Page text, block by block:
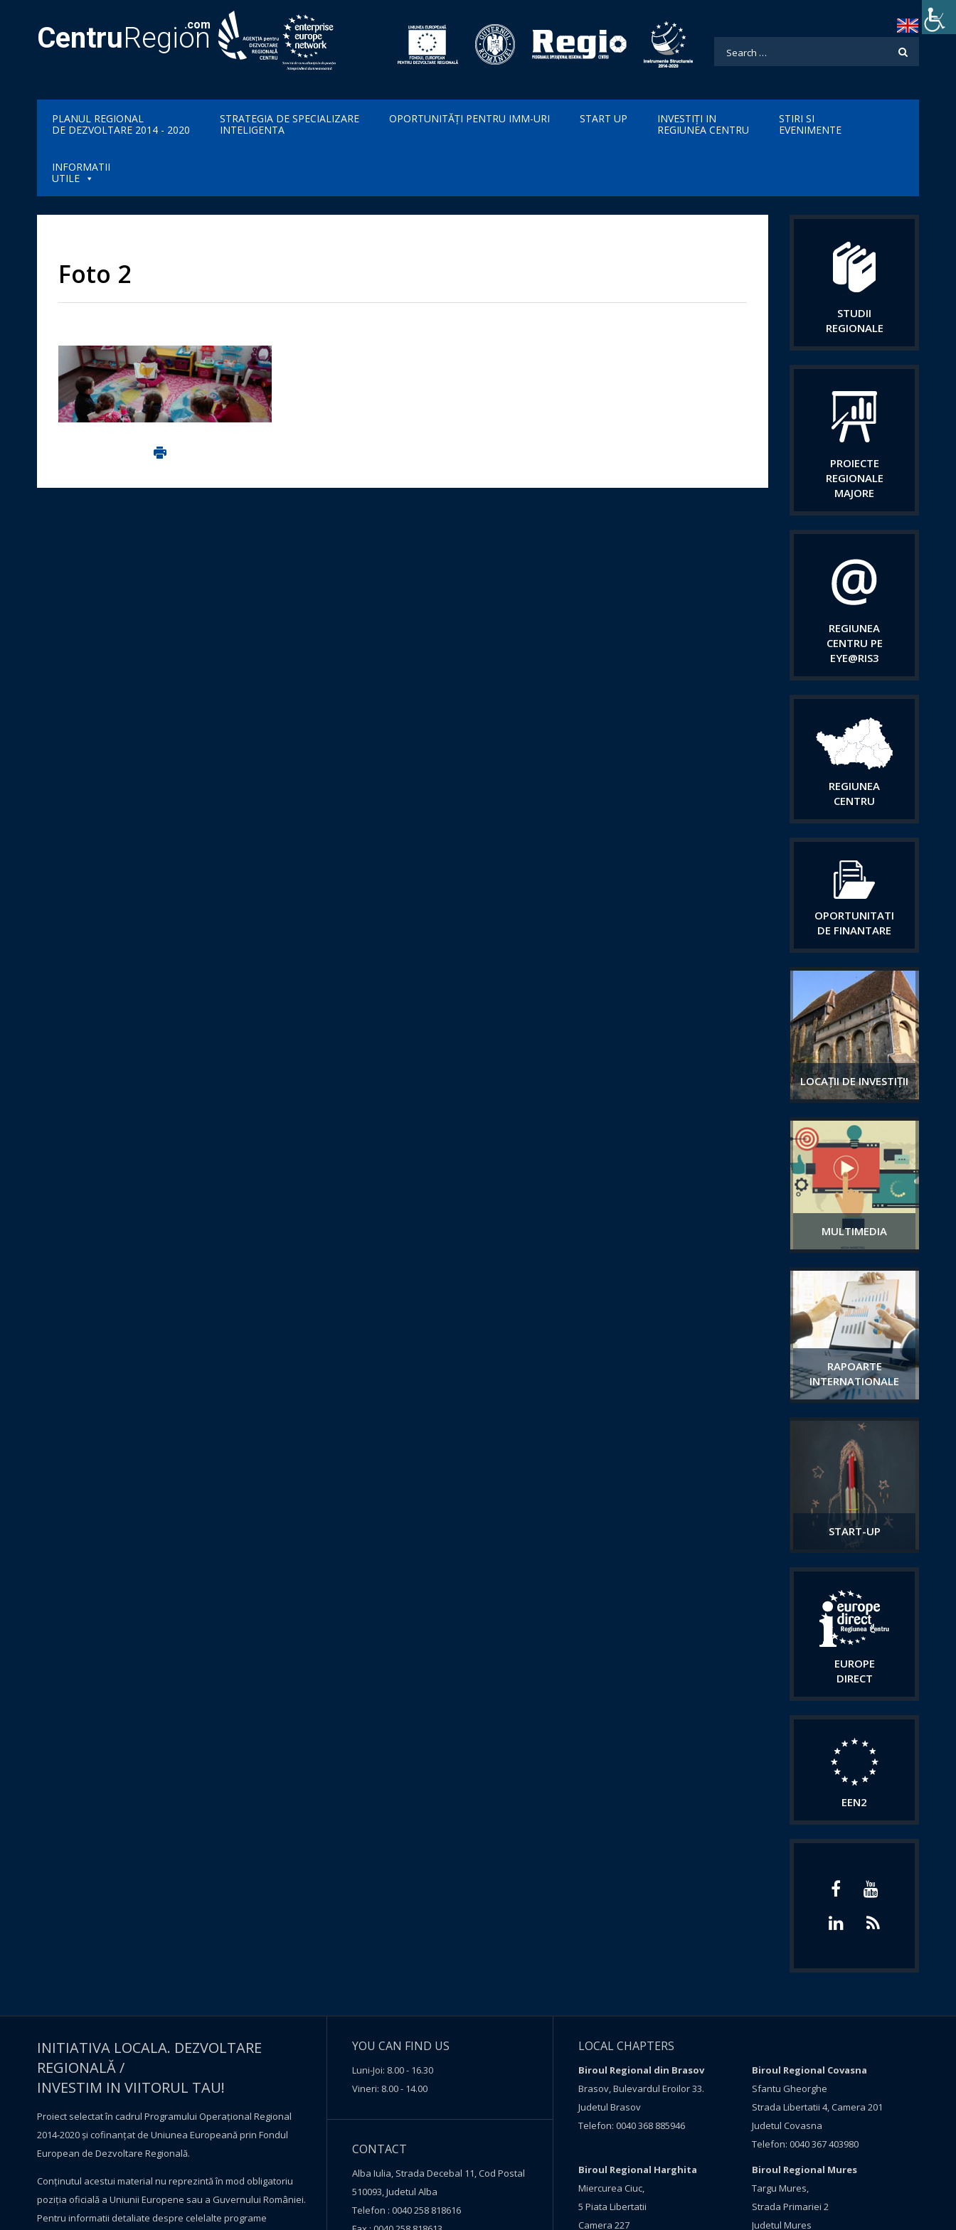
CentruRegion
.com
PLANUL REGIONAL
DE DEZVOLTARE 2014 - 2020
STRATEGIA DE SPECIALIZARE
INTELIGENTA
OPORTUNITĂȚI PENTRU IMM-URI START UP
INVESTIȚI IN
REGIUNEA CENTRU
STIRI SI
EVENIMENTE
INFORMATII
UTILE
Foto 2
Imprima aceasta pagina
STUDII
REGIONALE
PROIECTE
REGIONALE
MAJORE
REGIUNEA
CENTRU PE
EYE@RIS3
REGIUNEA
CENTRU
OPORTUNITATI
DE FINANTARE
LOCAȚII DE INVESTIȚII
MULTIMEDIA
RAPOARTE
INTERNATIONALE
START-UP
EUROPE
DIRECT
EEN2
INITIATIVA LOCALA. DEZVOLTARE
REGIONALĂ /
INVESTIM IN VIITORUL TAU!
Proiect selectat în cadrul Programului Operațional Regional
2014-2020 și cofinanțat de Uniunea Europeană prin Fondul
European de Dezvoltare Regională.
Conţinutul acestui material nu reprezintă în mod obligatoriu
poziţia oficială a Uniunii Europene sau a Guvernului României.
Pentru informatii detaliate despre celelalte programe
YOU CAN FIND US
Luni-Joi: 8.00 - 16.30
Vineri: 8.00 - 14.00
CONTACT
Alba Iulia, Strada Decebal 11, Cod Postal
510093, Judetul Alba
Telefon : 0040 258 818616
LOCAL CHAPTERS
Biroul Regional din Brasov
Brasov, Bulevardul Eroilor 33.
Judetul Brasov
Telefon: 0040 368 885946
Biroul Regional Covasna
Sfantu Gheorghe
Strada Libertatii 4, Camera 201
Judetul Covasna
Telefon: 0040 367 403980
Biroul Regional Harghita
Miercurea Ciuc,
5 Piata Libertatii
Camera 227
Biroul Regional Mures
Targu Mures,
Strada Primariei 2
Judetul Mures